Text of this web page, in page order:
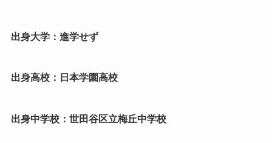
出身大学：進学せず
出身高校：日本学園高校
出身中学校：世田谷区立梅丘中学校